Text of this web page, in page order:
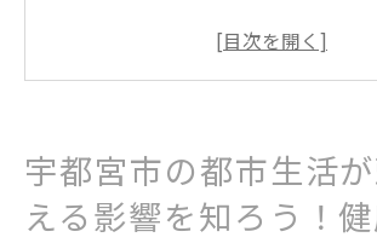
日常生活が頭皮に与えるスト
宇都宮市特有の環境要因を考
法
頭皮環境を整えるための地域
宇都宮市の都市生活
える影響を知ろう！